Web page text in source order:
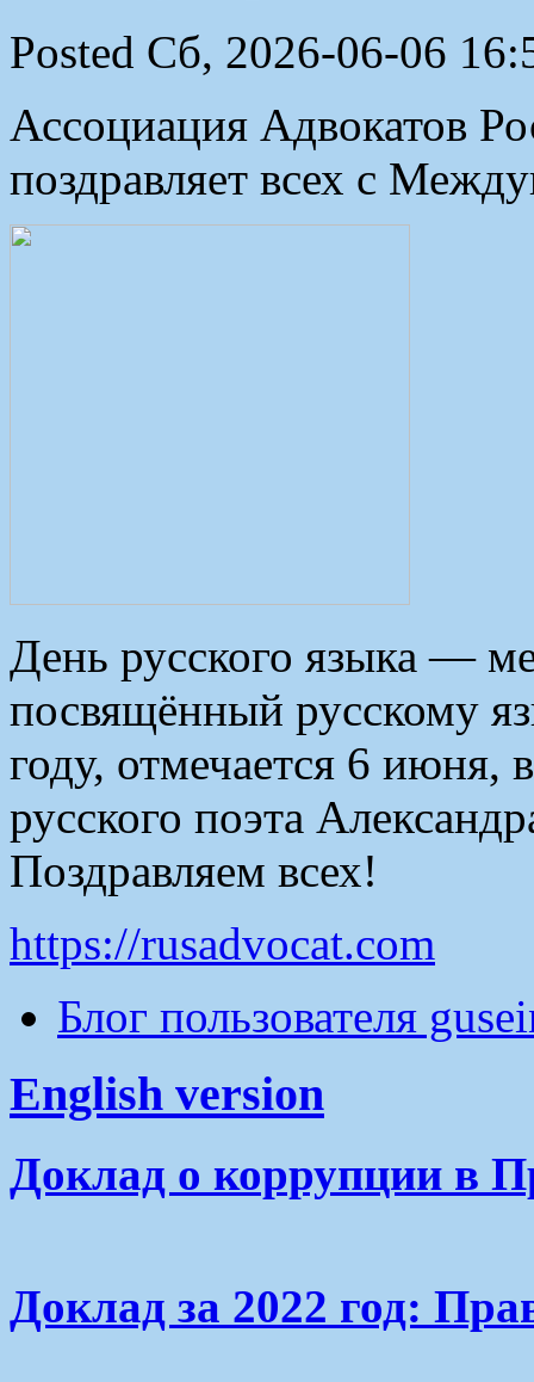
Posted Сб, 2026-06-06
Ассоциация Адвокатов
поздравляет всех с
День русского языка —
посвящённый русскому
году, отмечается 6 июня,
русского поэта
Поздравляем всех!
https://rusadvocat.com
Блог пользователя
English version
Доклад о коррупции в
Доклад за 2022 год: